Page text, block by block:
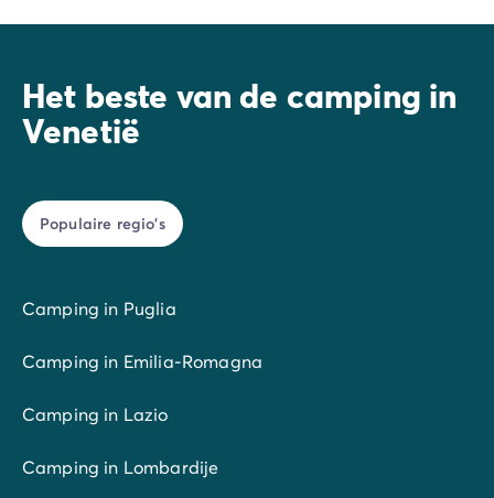
alle comfort die je verwacht. Elke bungalow is
uitgerust met een keuken, een badkamer en sanitair.
Meerdere slaapkamers geven elk gezinslid een stukje
Neem de tijd om de verschillende accommodaties te
reizigers. Heb je vragen over de beschikbaarheid ?
definitief afsluit ? Neem dan contact op met onze
in Veneto en geven je alle informatie die je nodig
Het beste van de camping in
Venetië
Populaire regio's
Camping in Puglia
Camping in Emilia-Romagna
Camping in Lazio
Camping in Lombardije